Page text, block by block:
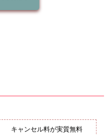
キャンセル料が実質無料